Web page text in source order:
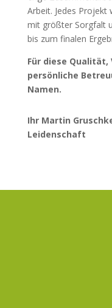
Arbeit. Jedes Projekt
mit größter Sorgfalt
bis zum finalen
Für diese
persönliche
Namen.
Ihr Martin
Leidenschaft